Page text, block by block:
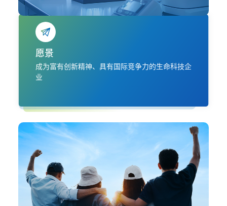
愿景
成为富有创新精神、具有国际竞争力的生命科技企
业